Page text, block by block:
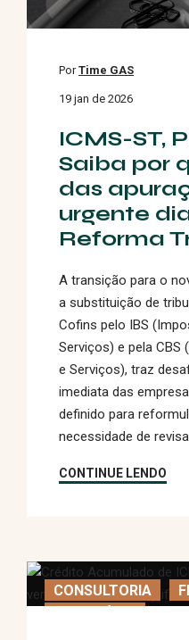
PorTime GAS
19 jan de 2026
ICMS-ST,
Saiba por
das
urgente
Reforma
A transição para o
a substituição de
Cofins pelo IBS
Serviços) e pela CBS
e Serviços), traz
imediata das
definido para
necessidade de
CONTINUE LENDO
CONSULTORIA